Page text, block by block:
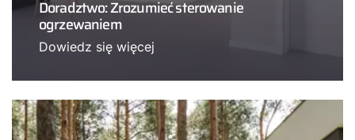
Doradztwo: Zrozumieć sterowanie
ogrzewaniem
Dowiedz się więcej